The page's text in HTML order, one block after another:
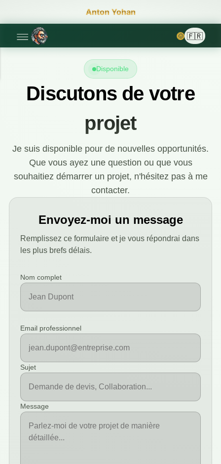
Anton Yohan
🌞
Disponible
Discutons de votre
projet
Je suis disponible pour de nouvelles opportunités.
Que vous ayez une question ou que vous
souhaitiez démarrer un projet, n'hésitez pas à me
contacter.
Envoyez-moi un message
Remplissez ce formulaire et je vous répondrai dans
les plus brefs délais.
Nom complet
Email professionnel
Sujet
Message